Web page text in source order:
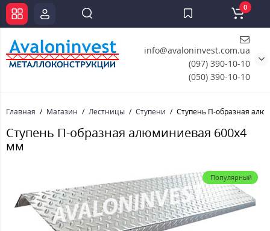
info@avaloninvest.com.ua
(097) 390-10-10
(050) 390-10-10
0
Главная Магазин Лестницы Ступени Ступень П-образная
Ступень П-образная алюминиевая 600x4
мм
Популярный